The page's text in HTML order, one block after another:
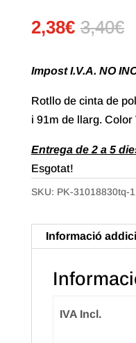
2,38€ 3,40€
Impost I.V.A. NO
Rotllo de cinta de
i 91m de llarg. Color
Entrega de 2 a 5
Esgotat!
SKU: PK-31018830tq-1
Informació
IVA Incl.